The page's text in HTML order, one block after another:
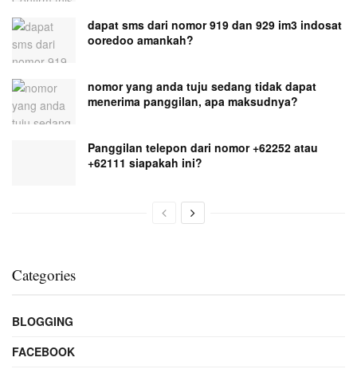
dapat sms dari nomor 919 dan 929 im3 indosat
ooredoo amankah?
nomor yang anda tuju sedang tidak dapat
menerima panggilan, apa maksudnya?
Panggilan telepon dari nomor +62252 atau
+62111 siapakah ini?
Categories
BLOGGING
FACEBOOK